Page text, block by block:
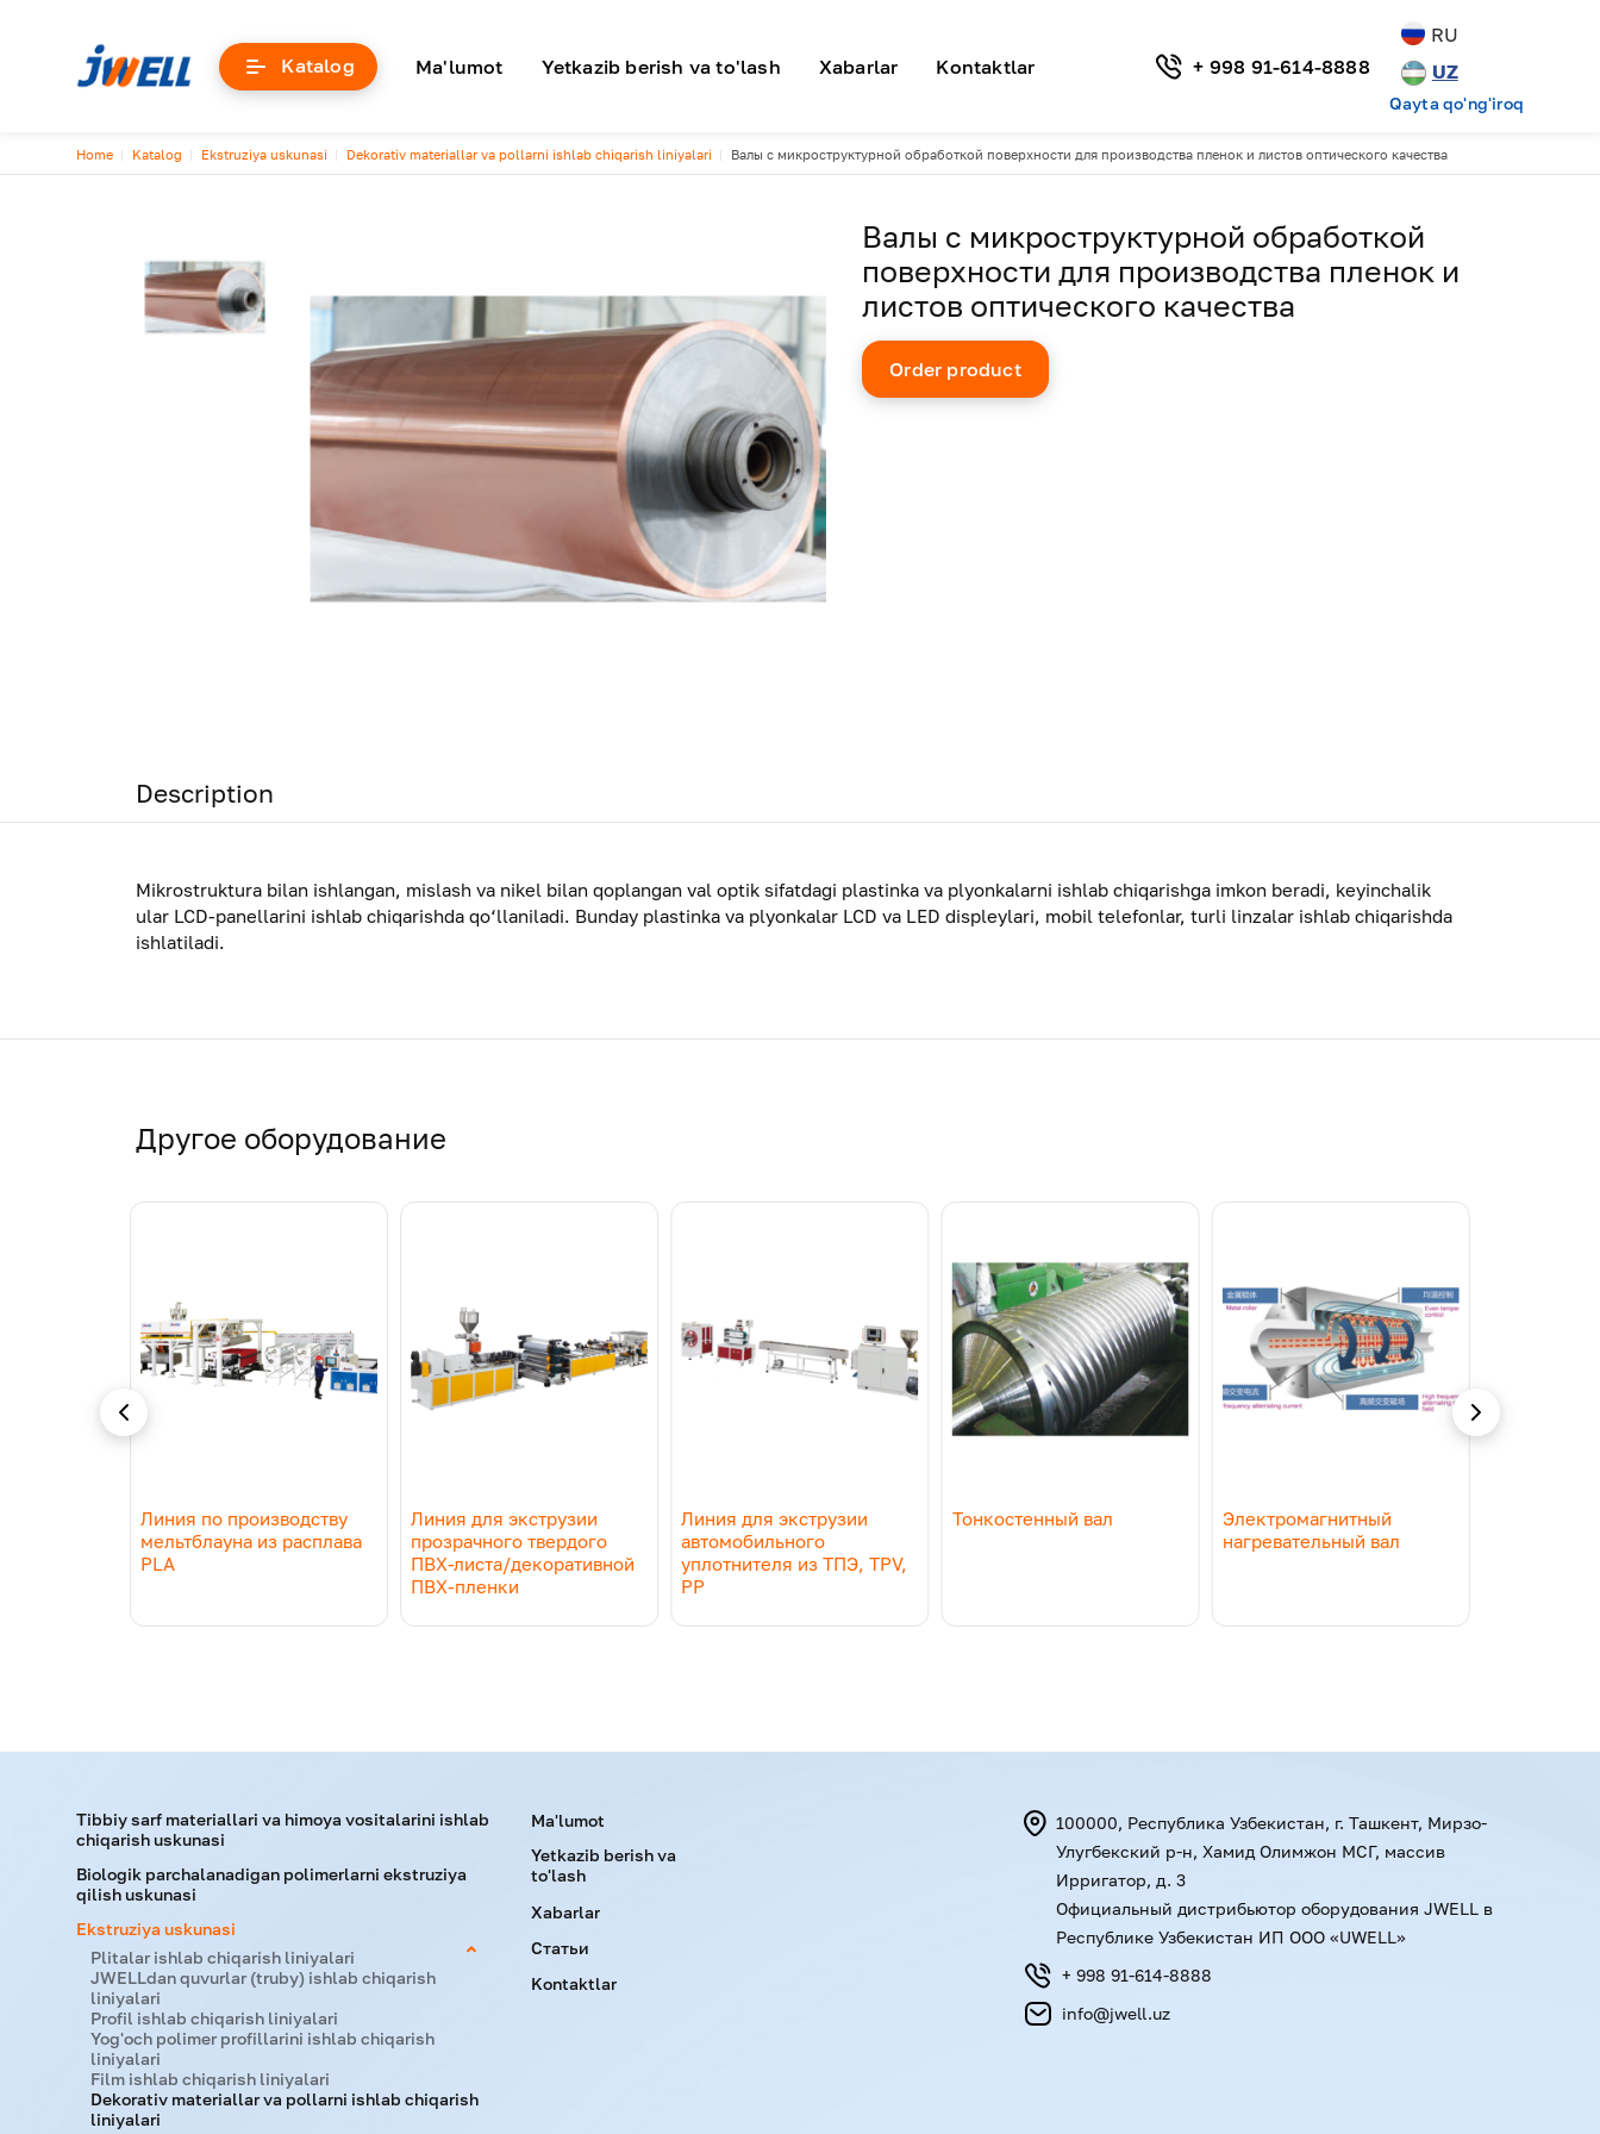
Katalog Основная навигация
Ma'lumot Yetkazib berish va to'lash Xabarlar Kontaktlar + 998 91-614-8888
RU
UZ
Qayta qo'ng'iroq
Breadcrumb
Home Katalog Ekstruziya uskunasi Dekorativ materiallar va pollarni ishlab chiqarish liniyalari Валы с микроструктурной обработкой поверхности для производства пленок и листов оптического качества
Валы с микроструктурной обработкой
поверхности для производства пленок и
листов оптического качества
Order product
Description
Mikrostruktura bilan ishlangan, mislash va nikel bilan qoplangan val optik sifatdagi plastinka va plyonkalarni ishlab chiqarishga imkon beradi, keyinchalik
ular LCD-panellarini ishlab chiqarishda qo‘llaniladi. Bunday plastinka va plyonkalar LCD va LED displeylari, mobil telefonlar, turli linzalar ishlab chiqarishda
ishlatiladi.
Другое оборудование
Линия по производству
мельтблауна из расплава
PLA
Линия для экструзии
прозрачного твердого
ПВХ-листа/декоративной
ПВХ-пленки
Линия для экструзии
автомобильного
уплотнителя из ТПЭ, TPV,
PP
Тонкостенный вал
Электромагнитный
нагревательный вал
Tibbiy sarf materiallari va himoya vositalarini ishlab
chiqarish uskunasi
Biologik parchalanadigan polimerlarni ekstruziya
qilish uskunasi
Ekstruziya uskunasi
Plitalar ishlab chiqarish liniyalari
JWELLdan quvurlar (truby) ishlab chiqarish
liniyalari
Profil ishlab chiqarish liniyalari
Yog'och polimer profillarini ishlab chiqarish
liniyalari
Film ishlab chiqarish liniyalari
Dekorativ materiallar va pollarni ishlab chiqarish
liniyalari
Menu footer
Ma'lumot
Yetkazib berish va
to'lash
Xabarlar
Статьи
Kontaktlar
100000, Республика Узбекистан, г. Ташкент, Мирзо-
Улугбекский р-н, Хамид Олимжон МСГ, массив
Ирригатор, д. 3
Официальный дистрибьютор оборудования JWELL в
Республике Узбекистан ИП ООО «UWELL»
+ 998 91-614-8888
info@jwell.uz